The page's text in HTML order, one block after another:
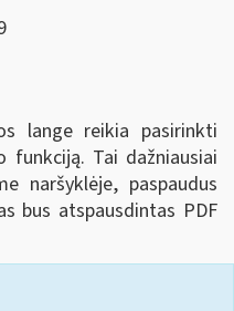
lange reikia pasirinkti
funkciją. Tai dažniausiai
naršyklėje, paspaudus
bus atspausdintas PDF